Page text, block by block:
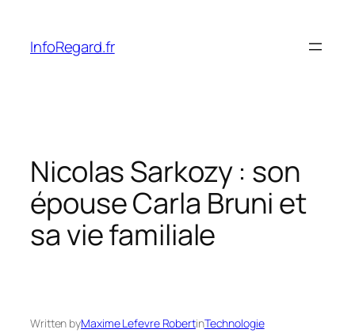
content
InfoRegard.fr
Nicolas Sarkozy : son
épouse Carla Bruni et
sa vie familiale
Written byMaxime Lefevre RobertinTechnologie